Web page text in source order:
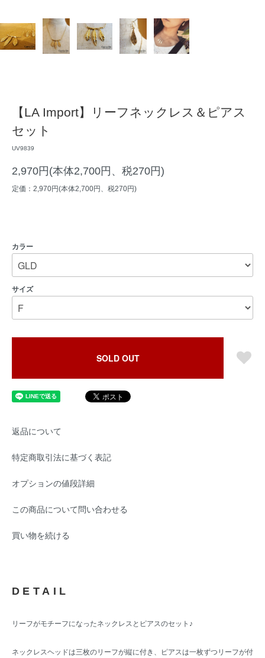
【LA Import】リーフネックレス＆ピアス
セット
UV9839
2,970円(本体2,700円、税270円)
定価：2,970円(本体2,700円、税270円)
カラー
サイズ
SOLD OUT
返品について
特定商取引法に基づく表記
オプションの値段詳細
この商品について問い合わせる
買い物を続ける
DETAIL
リーフがモチーフになったネックレスとピアスのセット♪
ネックレスヘッドは三枚のリーフが縦に付き、ピアスは一枚ずつリーフが付